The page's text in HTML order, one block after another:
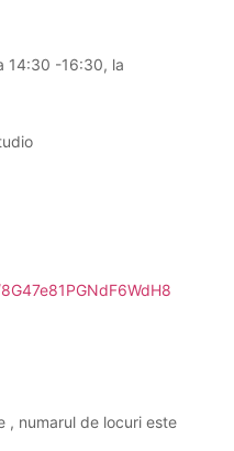
14:30 -16:30, la
, numarul de locuri este